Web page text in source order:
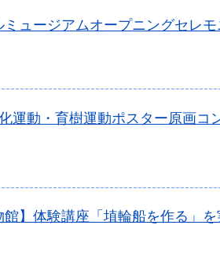
ュージアムオープニングセレモ
運動・育樹運動ポスター原画コ
館】体験講座「埴輪船を作る」